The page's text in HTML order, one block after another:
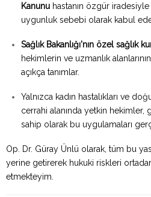
Kanunu hastanın özgür
uygunluk sebebi olarak kabul
Sağlık Bakanlığı'nın özel sağlık
hekimlerin ve uzmanlık
açıkça tanımlar.
Yalnızca kadın hastalıkları ve
cerrahi alanında yetkin hekimler,
sahip olarak bu uygulamaları
Op. Dr. Güray Ünlü olarak, tüm bu
yerine getirerek hukuki riskleri
etmekteyim.